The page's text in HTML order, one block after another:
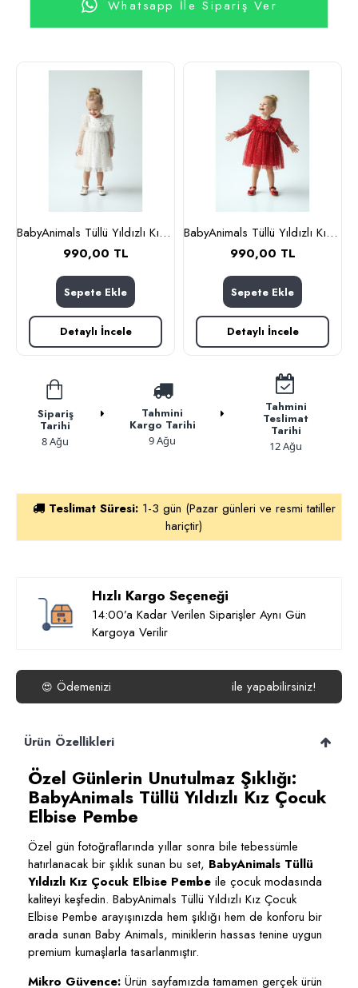
Whatsapp İle Sipariş Ver
BabyAnimals Tüllü Yıldızlı Kız Çocuk Elbise Beyaz
990,00 TL
Sepete Ekle
Detaylı İncele
BabyAnimals Tüllü Yıldızlı Kız Çocuk Elbise Kırmızı
990,00 TL
Sepete Ekle
Detaylı İncele
Sipariş
Tarihi
8 Ağu
Tahmini
Kargo Tarihi
9 Ağu
Tahmini
Teslimat
Tarihi
12 Ağu
Teslimat Süresi: 1-3 gün (Pazar günleri ve resmi tatiller
hariçtir)
Hızlı Kargo Seçeneği
14:00’a Kadar Verilen Siparişler Aynı Gün
Kargoya Verilir
😍Ödemenizi ile yapabilirsiniz!
Ürün Özellikleri
Özel Günlerin Unutulmaz Şıklığı:
BabyAnimals Tüllü Yıldızlı Kız Çocuk
Elbise Pembe
Özel gün fotoğraflarında yıllar sonra bile tebessümle
hatırlanacak bir şıklık sunan bu set, BabyAnimals Tüllü
Yıldızlı Kız Çocuk Elbise Pembe ile çocuk modasında
kaliteyi keşfedin. BabyAnimals Tüllü Yıldızlı Kız Çocuk
Elbise Pembe arayışınızda hem şıklığı hem de konforu bir
arada sunan Baby Animals, miniklerin hassas tenine uygun
premium kumaşlarla tasarlanmıştır.
Mikro Güvence: Ürün sayfamızda tamamen gerçek ürün